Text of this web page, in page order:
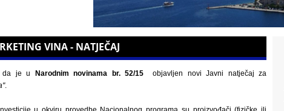
VINA - NATJEČAJ
da je u Narodnim novinama br. 52/15
objavljen novi Javni natječaj za
.